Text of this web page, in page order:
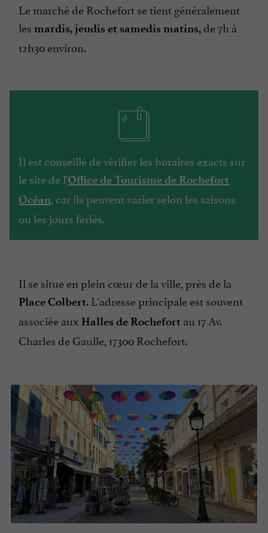
Le marché de Rochefort se tient généralement
les mardis, jeudis et samedis matins,de 7h à
12h30 environ.
Il est conseillé de vérifier les horaires exacts sur
le site de l'Office de Tourisme de Rochefort
Océan, car ils peuvent varier selon les saisons
ou les jours fériés.
Il se situe en plein cœur de la ville, près de la
Place Colbert. L'adresse principale est souvent
associée aux Halles de Rochefort au 17 Av.
Charles de Gaulle, 17300 Rochefort.